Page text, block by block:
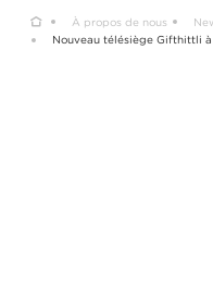
HomeÀ propos de nous
Nouveau télésiège Gifthittli